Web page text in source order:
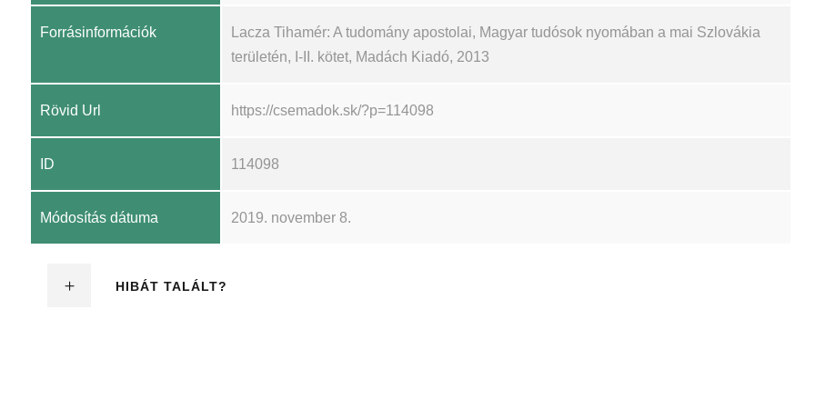
Forrásinformációk
Lacza Tihamér: A tudomány apostolai, Magyar tudósok nyomában a mai Szlovákia
területén, I-II. kötet, Madách Kiadó, 2013
Rövid Url https://csemadok.sk/?p=114098
ID 114098
Módosítás dátuma 2019. november 8.
HIBÁT TALÁLT?